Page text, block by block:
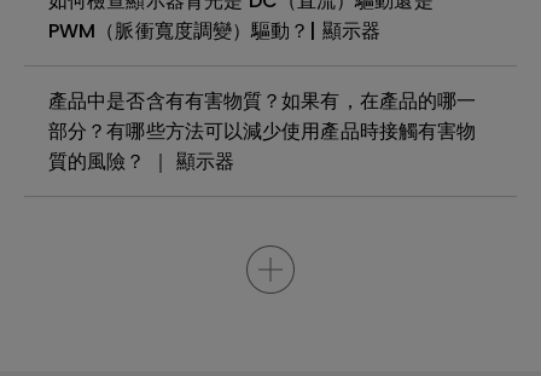
PWM（脈衝寬度調變）驅動？| 顯示器
產品中是否含有有害物質？如果有，在產品的哪一
部分？有哪些方法可以減少使用產品時接觸有害物
質的風險？ ｜ 顯示器